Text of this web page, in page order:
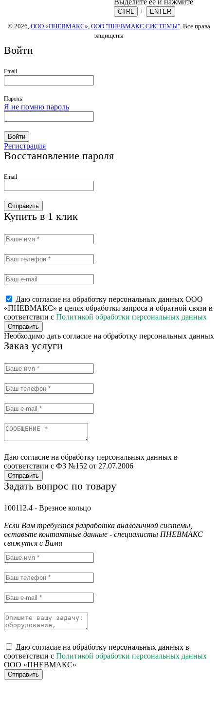
Выделите ее и нажмите
CTRL +
ENTER
© 2026, ООО «ПНЕВМАКС» ООО "ПНЕВМАКС СИСТЕМЫ" . Все права
защищены
Войти
Email
Пароль
Я не помню пароль
Войти
Регистрация
Восстановление пароля
Email
Отправить
Купить в 1 клик
Даю согласие на обработку персональных данных ООО
«ПНЕВМАКС» в целях обработки запроса и обратной связи в
соответствии с Политикой обработки персональных данных
Отправить
Необходимо дать согласие на обработку персональных данных
Заказ услуги
Даю согласие на обработку персональных данных в
соответствии с ФЗ №152 от 27.07.2006
Отправить
Задать вопрос по товару
100112.4 - Врезное кольцо
Если Вам требуется разработка аналогичной системы,
оставьте контактные данные - специалисты ПНЕВМАКС
свяжутся с Вами
Даю согласие на обработку персональных данных в
соответствии с Политикой обработки персональных данных
ООО «ПНЕВМАКС»
Отправить